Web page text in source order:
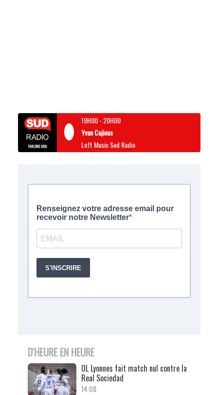
19H00- 20H00
Yvan Cujious
Loft Music Sud Radio
D'HEURE EN HEURE
OL Lyonnes fait match nul contre la
Real Sociedad
14:08